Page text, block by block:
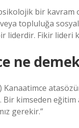
bir kavram
topluluğa
liderdir. Fikir lideri
ne
Kanaatimce
Bir kimseden
gerekir.”